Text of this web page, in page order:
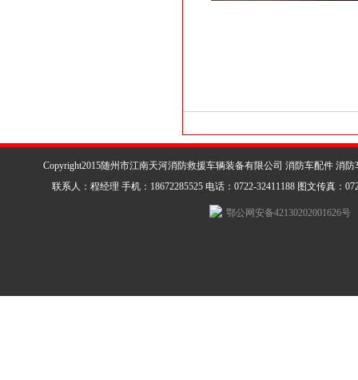
Copyright2015随州市江南天河消防救援车辆装备有限公司 消防车配件 消
联系人：程经理 手机：18672285525 电话：0722-32411188 图文传真：
鄂公网安备42130202001626号